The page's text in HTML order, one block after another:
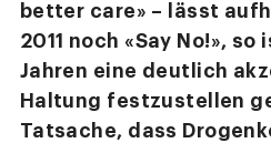
better care» – lässt
2011 noch «Say No!»,
Jahren eine deutlich
Haltung festzustellen
Tatsache, dass